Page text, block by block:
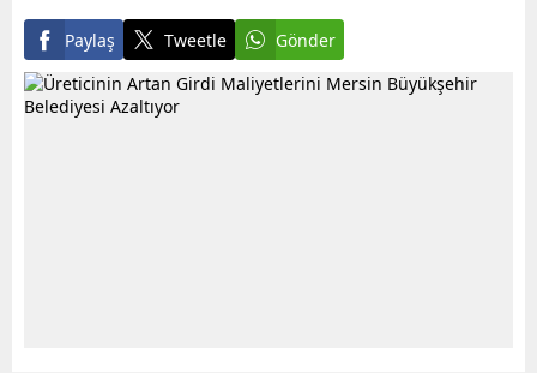
Paylaş Tweetle Gönder